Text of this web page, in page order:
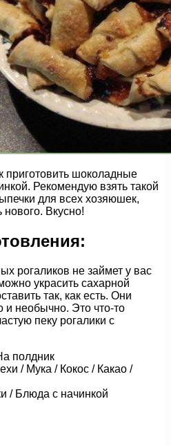
приготовить шоколадные
Рекомендую взять такой
для всех хозяюшек,
нового. Вкусно!
рогаликов не займет у вас
украсить сахарной
так, как есть. Они
и необычно. Это что-то
пеку рогалики с
полдник
/ Мука / Кокос / Какао /
/ Блюда с начинкой